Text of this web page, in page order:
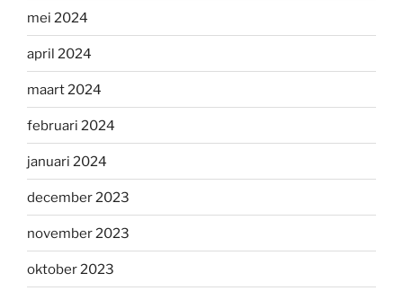
mei 2024
april 2024
maart 2024
februari 2024
januari 2024
december 2023
november 2023
oktober 2023